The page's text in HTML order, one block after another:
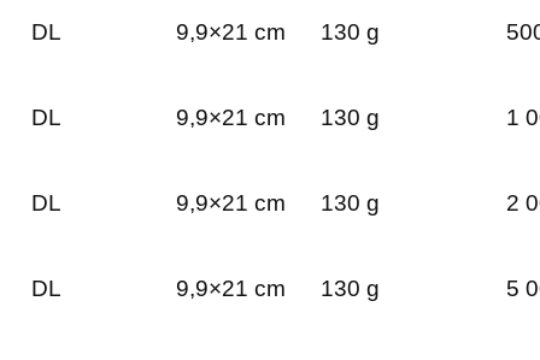
DL 9,9×21 cm 130 g
DL 9,9×21 cm 130 g 1
DL 9,9×21 cm 130 g 2
DL 9,9×21 cm 130 g 5